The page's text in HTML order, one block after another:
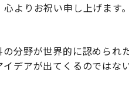
よりお祝い申し上げます
分野が世界的に認められ
デアが出てくるのではな